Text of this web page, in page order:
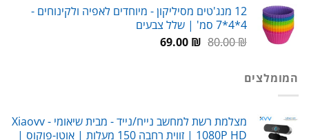
עד
12 מנג'טים מסיליקון - מיוחדים לאפיה ולקינוחים -
4*4*7 סמ' | שלל צבעים
80.00₪
המחיר69.00 ₪
המחיר
המומלצים
מצלמת רשת למחשב נייח/נייד - מבית שיאומי Xiaovv -
1080P HD | זווית רחבה 150 מעלות | אוטו-פוקוס |